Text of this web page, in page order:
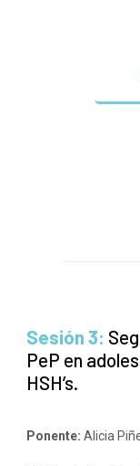
Sesión 3:
PeP en
HSH’s.
Ponente: Alicia